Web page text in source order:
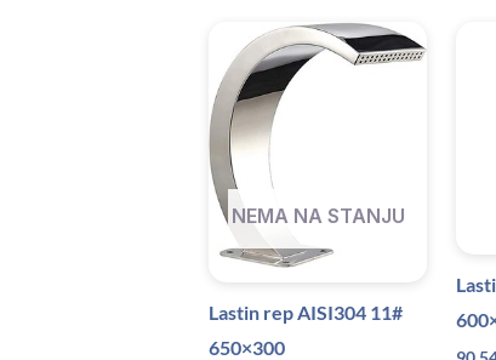
NEMA NA STANJU
Lastin rep AISI304 11#
650×300